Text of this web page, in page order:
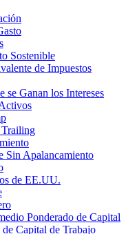
Sostenible
de Impuestos
se Ganan los Intereses
Sin Apalancamiento
de EE.UU.
Ponderado de Capital
Capital de Trabajo